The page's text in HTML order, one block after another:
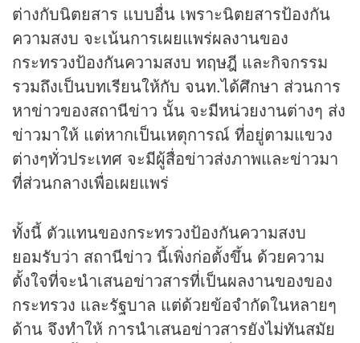
ต่างกับนิตยสาร แบบอื่น เพราะนิตยสารป้องกัน
ความสงบ จะเน้นการเผยแพร่ผลงานของ
กระทรวงป้องกันความสงบ ทฤษฎี และกิจกรรม
รวมถึงเป็นบทเรียนให้กับ จนท.ได้ศึกษา ส่วนการ
หาข่าวของสถานีข่าว นั้น จะมีหน่วยงานต่างๆ ส่ง
ข่าวมาให้ แต่หากเป็นเหตุการณ์ ที่อยู่ตามแขวง
ต่างๆทั่วประเทศ จะมีผู้สื่อข่าวส่งภาพและข่าวมา
ที่ส่วนกลางเพื่อเผยแพร่
ทั้งนี้ ตัวแทนของกระทรวงป้องกันความสงบ
ยอมรับว่า สถานีข่าว นี้เพิ่งก่อตั้งขึ้น ด้วยความ
ตั้งใจที่จะนำเสนอข่าวสารที่เป็นผลงานของของ
กระทรวง และรัฐบาล แต่ด้วยข้อจำกัดในหลายๆ
ด้าน จึงทำให้ การนำเสนอข่าวสารยังไม่ทันสมัย